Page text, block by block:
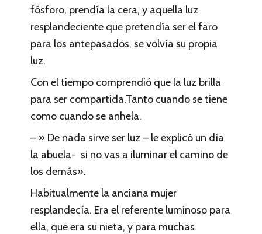
fósforo, prendía la cera, y aquella luz
resplandeciente que pretendía ser el faro
para los antepasados, se volvía su propia
luz.
Con el tiempo comprendió que la luz brilla
para ser compartida.Tanto cuando se tiene
como cuando se anhela.
– » De nada sirve ser luz – le explicó un día
la abuela- si no vas a iluminar el camino de
los demás».
Habitualmente la anciana mujer
resplandecía. Era el referente luminoso para
ella, que era su nieta, y para muchas